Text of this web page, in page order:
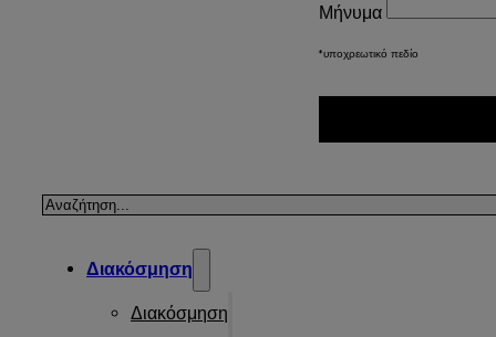
Μήνυμα
*υποχρεωτικό πεδίο
Αναζήτηση
Διακόσμηση
Διακόσμηση